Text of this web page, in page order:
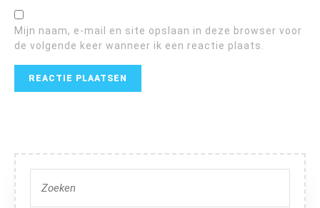
Mijn naam, e-mail en site opslaan in deze browser voor
de volgende keer wanneer ik een reactie plaats.
naar: